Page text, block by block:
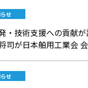
せ
・技術支援への貢献
が日本舶用工業会 会長
せ